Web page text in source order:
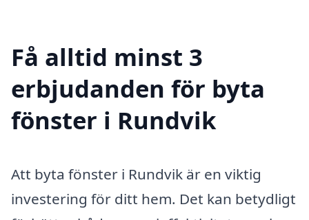
Få alltid minst 3
erbjudanden för byta
fönster i Rundvik
Att byta fönster i Rundvik är en viktig
investering för ditt hem. Det kan betydligt